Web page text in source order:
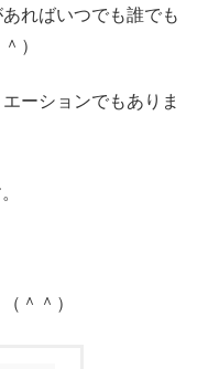
ればいつでも誰でも
）
ーションでもありま
＾＾）